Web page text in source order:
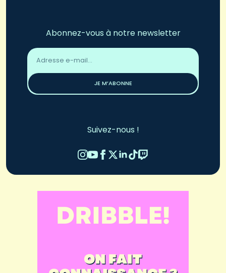
Abonnez-vous à notre newsletter
Adresse
email
JE M’ABONNE
Suivez-nous !